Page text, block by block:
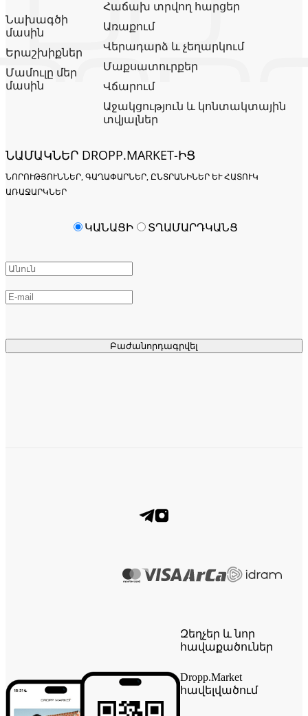
Նախագծի
մասին
Երաշխիքներ
Մամուլը մեր
մասին
Հաճախ տրվող հարցեր
Առաքում
Վերադարձ և չեղարկում
Մաքսատուրքեր
Վճարում
Աջակցություն և կոնտակտային
տվյալներ
ՆԱՄԱԿՆԵՐ DROPP.MARKET-ԻՑ
ՆՈՐՈՒԹՅՈՒՆՆԵՐ, ԳԱՂԱՓԱՐՆԵՐ, ԸՆՏՐԱՆԻՆԵՐ ԵՒ ՀԱՏՈՒԿ Ա
ՌԱՋԱՐԿՆԵՐ
Բաժանորդագրվել
ԿԱՆԱՑԻ ՏՂԱՄԱՐԴԿԱՆՑ
Զեղչեր և նոր
հավաքածուներ
Dropp.Market
հավելվածում